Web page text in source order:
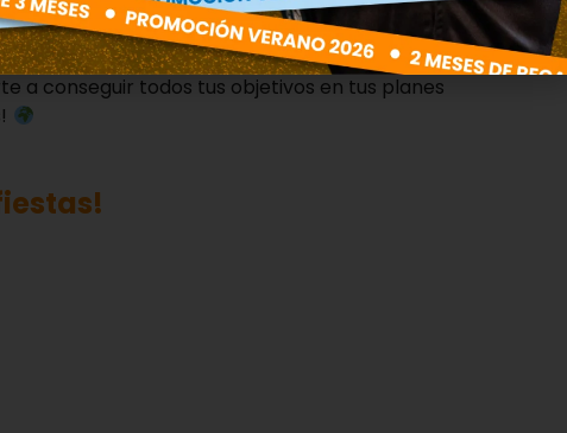
a conseguir todos tus objetivos en tus planes